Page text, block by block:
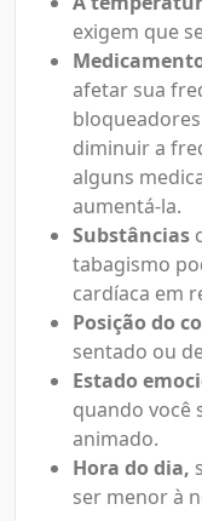
exigem que
afetar sua
diminuir a
alguns
aumentá-la.
Substâncias
tabagismo
cardíaca em
Posição do
sentado ou
Estado
quando você
animado.
Hora do dia,
ser menor à